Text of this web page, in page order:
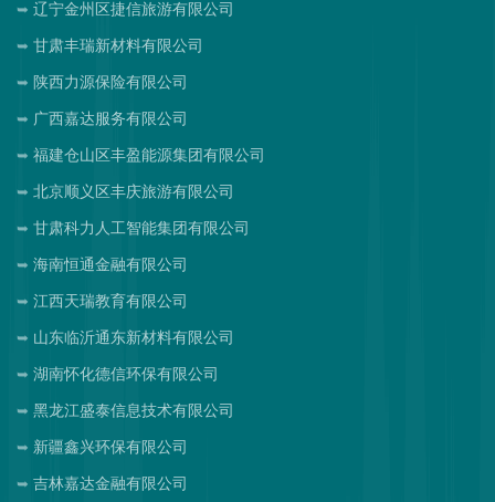
辽宁金州区捷信旅游有限公司
甘肃丰瑞新材料有限公司
陕西力源保险有限公司
广西嘉达服务有限公司
福建仓山区丰盈能源集团有限公司
北京顺义区丰庆旅游有限公司
甘肃科力人工智能集团有限公司
海南恒通金融有限公司
江西天瑞教育有限公司
山东临沂通东新材料有限公司
湖南怀化德信环保有限公司
黑龙江盛泰信息技术有限公司
新疆鑫兴环保有限公司
吉林嘉达金融有限公司